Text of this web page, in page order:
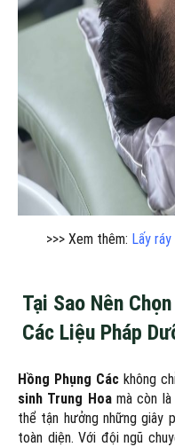
>>> Xem thêm: Lấy
Tại Sao Nên
Các Liệu Pháp
Hồng Phụng Các không
sinh Trung Hoamà còn là
thể tận hưởng những giây
toàn diện. Với đội ngũ